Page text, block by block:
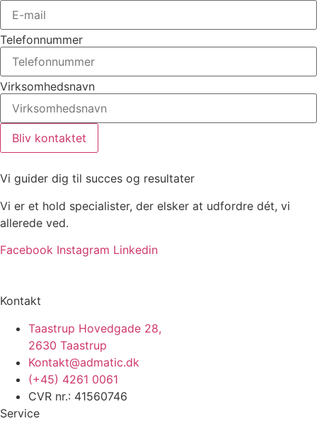
Telefonnummer
Virksomhedsnavn
Bliv kontaktet
Vi guider dig til succes og resultater
Vi er et hold specialister, der elsker at udfordre dét, vi
allerede ved.
Facebook Instagram Linkedin
Kontakt
Taastrup Hovedgade 28,
2630 Taastrup
Kontakt@admatic.dk
(+45) 4261 0061
CVR nr.: 41560746
Service